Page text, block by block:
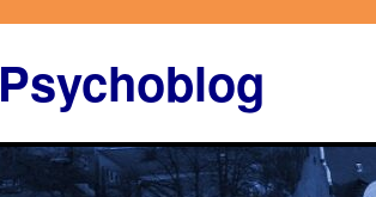
springen
Psychoblog